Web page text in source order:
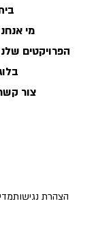
מי
הפרויקטים
צור
הצהרת נגישות